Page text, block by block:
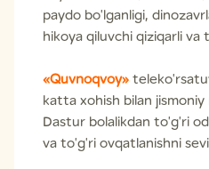
paydo bo'lganligi,
hikoya qiluvchi qiziqarli va
«Quvnoqvoy»
katta xohish bilan jismoniy
Dastur bolalikdan to'g'ri
va to'g'ri ovqatlanishni